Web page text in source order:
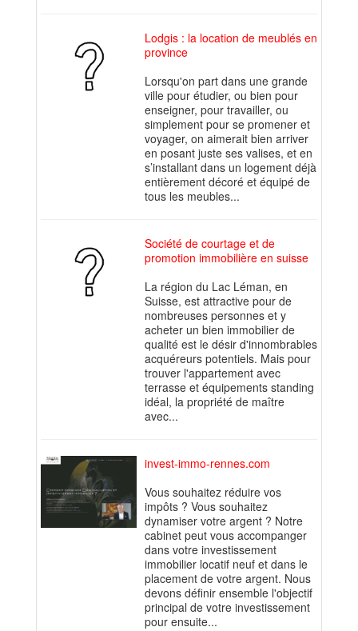
Lodgis : la location de meublés en
province
Lorsqu'on part dans une grande
ville pour étudier, ou bien pour
enseigner, pour travailler, ou
simplement pour se promener et
voyager, on aimerait bien arriver
en posant juste ses valises, et en
s’installant dans un logement déjà
entièrement décoré et équipé de
tous les meubles...
Société de courtage et de
promotion immobilière en suisse
La région du Lac Léman, en
Suisse, est attractive pour de
nombreuses personnes et y
acheter un bien immobilier de
qualité est le désir d'innombrables
acquéreurs potentiels. Mais pour
trouver l'appartement avec
terrasse et équipements standing
idéal, la propriété de maître
avec...
invest-immo-rennes.com
Vous souhaitez réduire vos
impôts ? Vous souhaitez
dynamiser votre argent ? Notre
cabinet peut vous accompanger
dans votre investissement
immobilier locatif neuf et dans le
placement de votre argent. Nous
devons définir ensemble l'objectif
principal de votre investissement
pour ensuite...